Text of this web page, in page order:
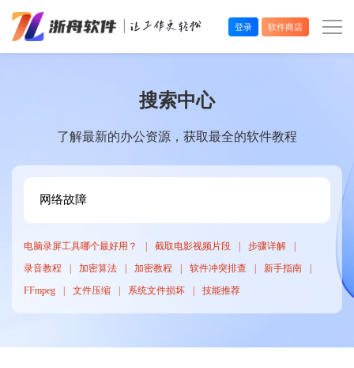
在线应用
登录 软件商店
搜索中心
了解最新的办公资源，获取最全的软件教程
电脑录屏工具哪个最好用？ 截取电影视频片段
步骤详解
录音教程
加密算法 加密教程 软件冲突排查
新手指南
FFmpeg
文件压缩 系统文件损坏 技能推荐